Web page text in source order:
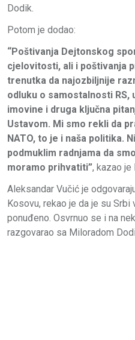
Dodik.
Potom je dodao:
“Poštivanja Dejtonskog
cjelovitosti, ali i poštivanja
trenutka da najozbiljnije
odluku o samostalnosti
imovine i druga ključna
Ustavom. Mi smo rekli da
NATO, to je i naša politika.
podmuklim radnjama da
moramo prihvatiti”, kazao je
Aleksandar Vučić je
Kosovu, rekao je da je su
ponuđeno. Osvrnuo se i na
razgovarao sa Miloradom